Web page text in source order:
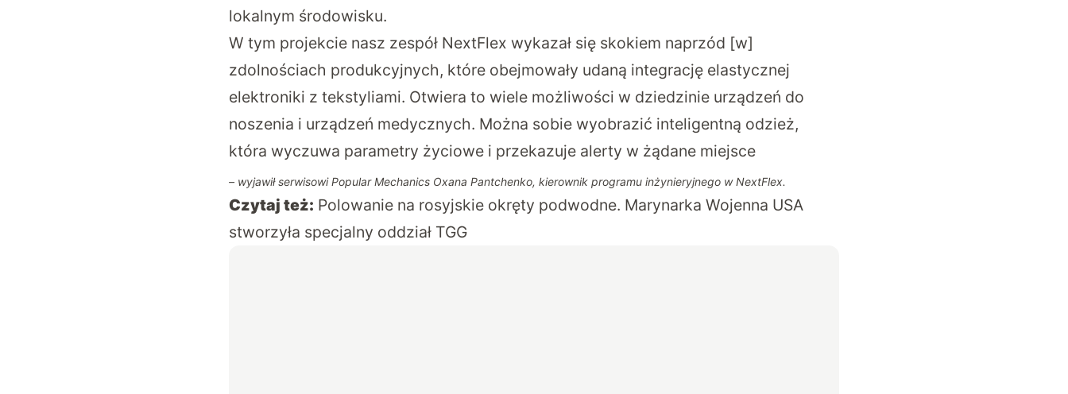
lokalnym środowisku.
W tym projekcie nasz zespół NextFlex wykazał się skokiem naprzód [w]
zdolnościach produkcyjnych, które obejmowały udaną integrację elastycznej
elektroniki z tekstyliami. Otwiera to wiele możliwości w dziedzinie urządzeń do
noszenia i urządzeń medycznych. Można sobie wyobrazić inteligentną odzież,
która wyczuwa parametry życiowe i przekazuje alerty w żądane miejsce
– wyjawił serwisowiPopular Mechanics Oxana Pantchenko, kierownik programu inżynieryjnego w NextFlex.
Czytaj też: Polowanie na rosyjskie okręty podwodne. Marynarka Wojenna USA
stworzyła specjalny oddział TGG